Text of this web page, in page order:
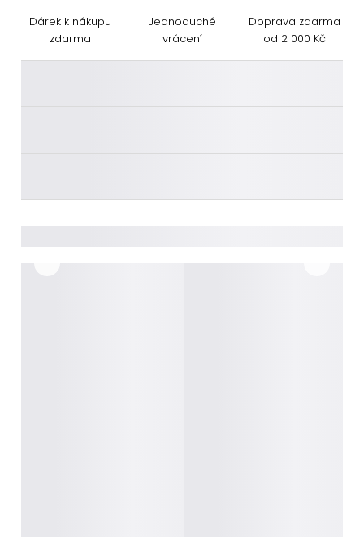
Dárek k nákupu
zdarma
Jednoduché
vrácení
Doprava zdarma
od 2 000 Kč